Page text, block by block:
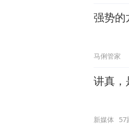
强势的
马俐管家
讲真，
新媒体 57